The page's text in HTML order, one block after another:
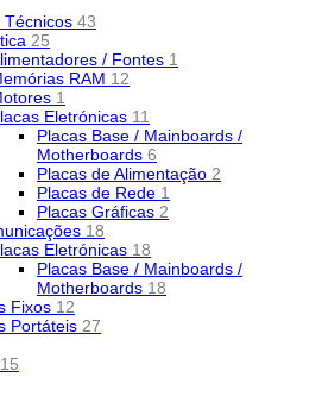
Técnicos 43
25
/ Fontes 1
RAM 12
1
Eletrónicas 11
Placas Base / Mainboards /
Motherboards 6
Placas de Alimentação 2
Placas de Rede 1
Placas Gráficas 2
18
Eletrónicas 18
Placas Base / Mainboards /
Motherboards 18
Fixos 12
Portáteis 27
15